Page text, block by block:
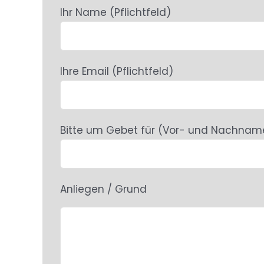
Ihr Name (Pflichtfeld)
Ihre Email (Pflichtfeld)
Bitte um Gebet für (Vor- und
Anliegen / Grund